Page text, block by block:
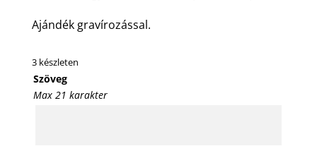
Ajándék gravírozással.
3 készleten
Szöveg
Max 21 karakter